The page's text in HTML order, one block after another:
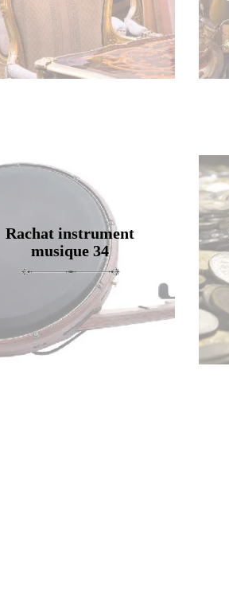
Rachat instrument
musique 34